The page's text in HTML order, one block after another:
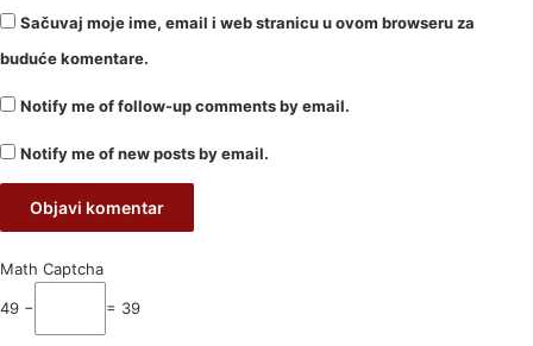
Sačuvaj moje ime, email i web stranicu u ovom browseru za
buduće komentare.
Notify me of follow-up comments by email.
Notify me of new posts by email.
Math Captcha
49 − = 39